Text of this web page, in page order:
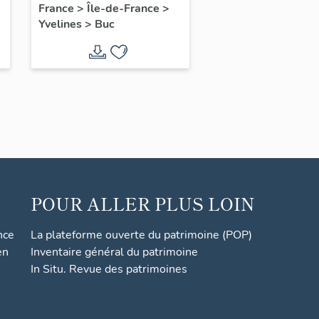
France > Île-de-France >
Yvelines> Buc
POUR ALLER PLUS LOIN
La plateforme ouverte du patrimoine (POP)
Inventaire général du patrimoine
In Situ. Revue des patrimoines